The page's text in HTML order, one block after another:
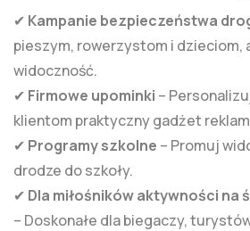
✔ Kampanie bezpieczeństwa
pieszym, rowerzystom i dzieciom,
widoczność.
✔ Firmowe upominki –
klientom praktyczny gadżet
✔ Programy szkolne – Promuj
drodze do szkoły.
✔ Dla miłośników aktywności na
– Doskonałe dla biegaczy,